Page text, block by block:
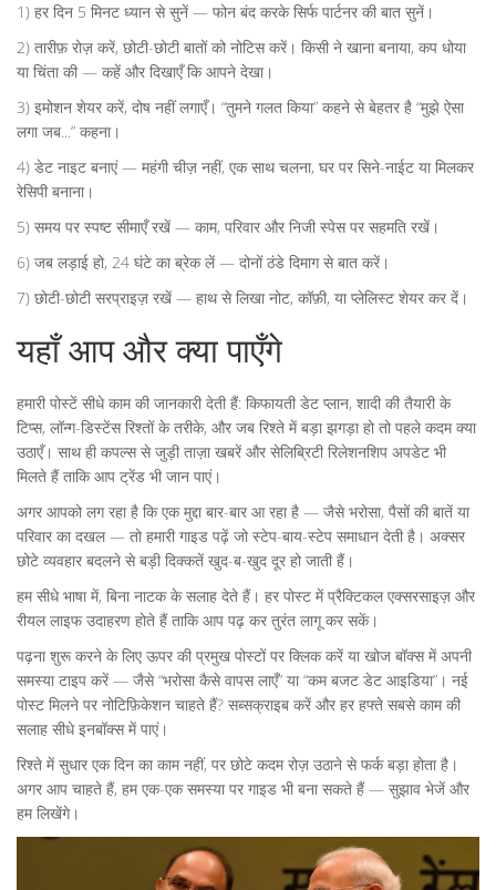
1) हर दिन 5 मिनट ध्यान से सुनें — फोन बंद करके सिर्फ पार्टनर की बात सुनें।
2) तारीफ़ रोज़ करें, छोटी-छोटी बातों को नोटिस करें। किसी ने खाना बनाया, कप धोया
या चिंता की — कहें और दिखाएँ कि आपने देखा।
3) इमोशन शेयर करें, दोष नहीं लगाएँ। “तुमने गलत किया” कहने से बेहतर है “मुझे ऐसा
लगा जब...” कहना।
4) डेट नाइट बनाएं — महंगी चीज़ नहीं, एक साथ चलना, घर पर सिने-नाईट या मिलकर
रेसिपी बनाना।
5) समय पर स्पष्ट सीमाएँ रखें — काम, परिवार और निजी स्पेस पर सहमति रखें।
6) जब लड़ाई हो, 24 घंटे का ब्रेक लें — दोनों ठंडे दिमाग से बात करें।
7) छोटी-छोटी सरप्राइज़ रखें — हाथ से लिखा नोट, कॉफ़ी, या प्लेलिस्ट शेयर कर दें।
यहाँ आप और क्या पाएँगे
हमारी पोस्टें सीधे काम की जानकारी देती हैं: किफायती डेट प्लान, शादी की तैयारी के
टिप्स, लॉन्ग-डिस्टेंस रिश्तों के तरीके, और जब रिश्ते में बड़ा झगड़ा हो तो पहले कदम क्या
उठाएँ। साथ ही कपल्स से जुड़ी ताज़ा खबरें और सेलिब्रिटी रिलेशनशिप अपडेट भी
मिलते हैं ताकि आप ट्रेंड भी जान पाएं।
अगर आपको लग रहा है कि एक मुद्दा बार-बार आ रहा है — जैसे भरोसा, पैसों की बातें या
परिवार का दखल — तो हमारी गाइड पढ़ें जो स्टेप-बाय-स्टेप समाधान देती है। अक्सर
छोटे व्यवहार बदलने से बड़ी दिक्कतें खुद-ब-खुद दूर हो जाती हैं।
हम सीधे भाषा में, बिना नाटक के सलाह देते हैं। हर पोस्ट में प्रैक्टिकल एक्सरसाइज़ और
रीयल लाइफ उदाहरण होते हैं ताकि आप पढ़ कर तुरंत लागू कर सकें।
पढ़ना शुरू करने के लिए ऊपर की प्रमुख पोस्टों पर क्लिक करें या खोज बॉक्स में अपनी
समस्या टाइप करें — जैसे “भरोसा कैसे वापस लाएँ” या “कम बजट डेट आइडिया”। नई
पोस्ट मिलने पर नोटिफ़िकेशन चाहते हैं? सब्सक्राइब करें और हर हफ्ते सबसे काम की
सलाह सीधे इनबॉक्स में पाएं।
रिश्ते में सुधार एक दिन का काम नहीं, पर छोटे कदम रोज़ उठाने से फर्क बड़ा होता है।
अगर आप चाहते हैं, हम एक-एक समस्या पर गाइड भी बना सकते हैं — सुझाव भेजें और
हम लिखेंगे।